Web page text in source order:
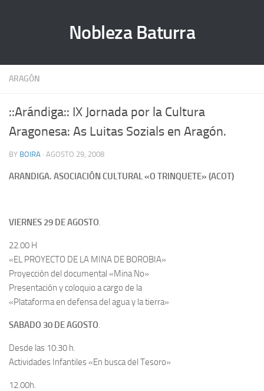
Nobleza Baturra
ARAGÓN
::Arándiga:: IX Jornada por la Cultura
Aragonesa: As Luitas Sozials en Aragón.
BY BOIRA · AGOSTO 29, 2008
ARANDIGA. ASOCIACIÓN CULTURAL «O TRINQUETE» (ACOT)
VIERNES 29 DE AGOSTO.
22.00 H
«EL PROYECTO DE LA MINA DE BOROBIA»
Proyección del documental «Mina No»
Presentación y coloquio a cargo de la
«Plataforma en defensa del agua y la tierra»
SABADO 30 DE AGOSTO.
Desde las 10:30 h.
Actividades Infantiles «En busca del Tesoro»
12.00h.